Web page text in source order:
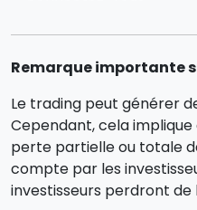
Remarque importante
Le trading peut générer
Cependant, cela
perte partielle ou totale
compte par les
investisseurs perdront de